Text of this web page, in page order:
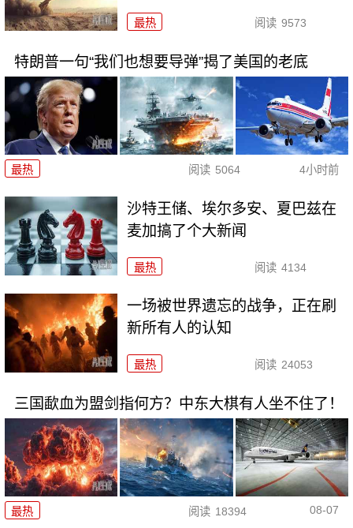
最热 阅读 9573
特朗普一句“我们也想要导弹”揭了美国的老底
最热 阅读 5064 4小时前
沙特王储、埃尔多安、夏巴兹在
麦加搞了个大新闻
最热 阅读 4134
一场被世界遗忘的战争，正在刷
新所有人的认知
最热 阅读 24053
三国歃血为盟剑指何方？中东大棋有人坐不住了！
最热 阅读 18394 08-07